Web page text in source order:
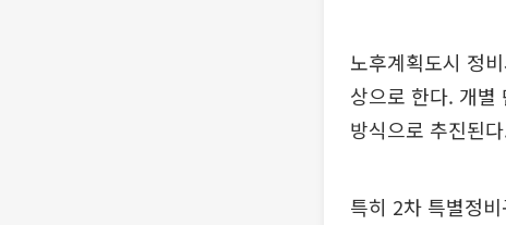
노후계획도시 정
상으로 한다. 개별
방식으로 추진된
특히 2차 특별정